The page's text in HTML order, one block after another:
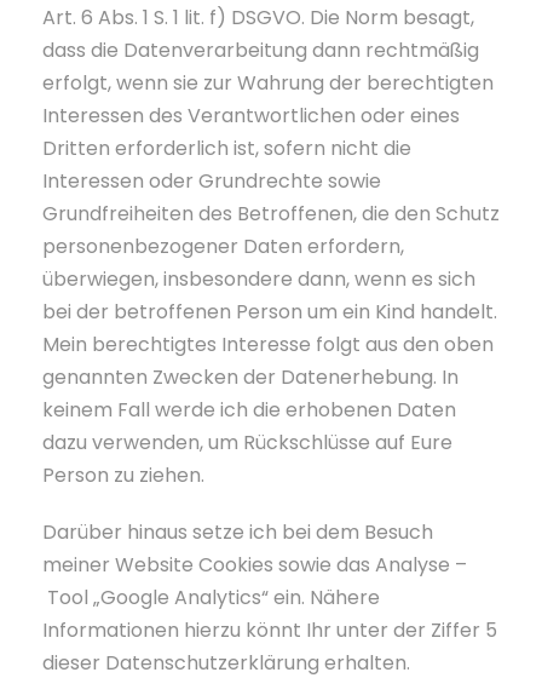
Art. 6 Abs. 1 S. 1 lit. f) DSGVO. Die Norm besagt,
dass die Datenverarbeitung dann rechtmäßig
erfolgt, wenn sie zur Wahrung der berechtigten
Interessen des Verantwortlichen oder eines
Dritten erforderlich ist, sofern nicht die
Interessen oder Grundrechte sowie
Grundfreiheiten des Betroffenen, die den Schutz
personenbezogener Daten erfordern,
überwiegen, insbesondere dann, wenn es sich
bei der betroffenen Person um ein Kind handelt.
Mein berechtigtes Interesse folgt aus den oben
genannten Zwecken der Datenerhebung. In
keinem Fall werde ich die erhobenen Daten
dazu verwenden, um Rückschlüsse auf Eure
Person zu ziehen.
Darüber hinaus setze ich bei dem Besuch
meiner Website Cookies sowie das Analyse –
Tool „Google Analytics“ ein. Nähere
Informationen hierzu könnt Ihr unter der Ziffer 5
dieser Datenschutzerklärung erhalten.